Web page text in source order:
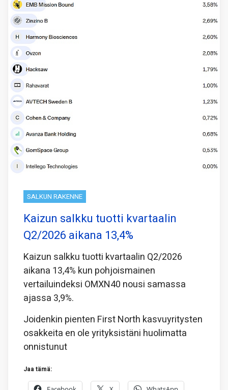
SALKUN RAKENNE
Kaizun salkku tuotti kvartaalin
Q2/2026 aikana 13,4%
Kaizun salkku tuotti kvartaalin Q2/2026
aikana 13,4% kun pohjoismainen
vertailuindeksi OMXN40 nousi samassa
ajassa 3,9%.
Joidenkin pienten First North kasvuyritysten
osakkeita en ole yrityksistäni huolimatta
onnistunut
Jaa tämä: